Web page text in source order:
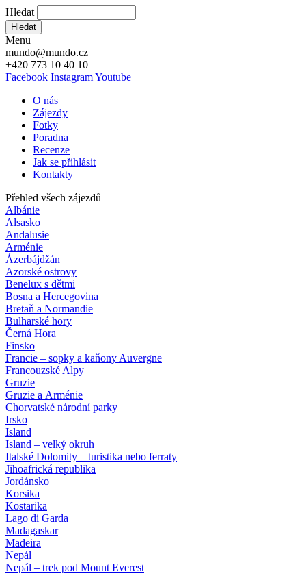
Hledat
Hledat
Menu
mundo@mundo.cz
+420 773 10 40 10
Facebook InstagramYoutube
O nás
Zájezdy
Fotky
Poradna
Recenze
Jak se přihlásit
Kontakty
Přehled všech zájezdů
Albánie
Alsasko
Andalusie
Arménie
Ázerbájdžán
Azorské ostrovy
Benelux s dětmi
Bosna a Hercegovina
Bretaň a Normandie
Bulharské hory
Černá Hora
Finsko
Francie – sopky a kaňony Auvergne
Francouzské Alpy
Gruzie
Gruzie a Arménie
Chorvatské národní parky
Irsko
Island
Island – velký okruh
Italské Dolomity – turistika nebo ferraty
Jihoafrická republika
Jordánsko
Korsika
Kostarika
Lago di Garda
Madagaskar
Madeira
Nepál
Nepál – trek pod Mount Everest